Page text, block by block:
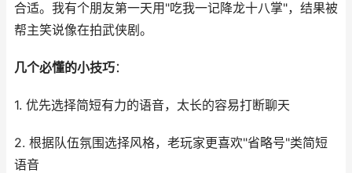
合适。我有个朋友第一天用"吃我一记降龙十八掌"，结果被
帮主笑说像在拍武侠剧。
几个必懂的小技巧：
1. 优先选择简短有力的语音，太长的容易打断聊天
2. 根据队伍氛围选择风格，老玩家更喜欢"省略号"类简短
语音